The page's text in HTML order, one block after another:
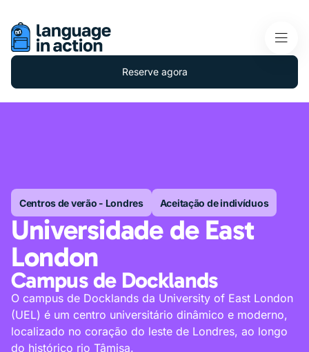
Reserve agora
Centros de verão - Londres Aceitação de indivíduos
Universidade de East
London
Campus de Docklands
O campus de Docklands da University of East London
(UEL) é um centro universitário dinâmico e moderno,
localizado no coração do leste de Londres, ao longo
do histórico rio Tâmisa.